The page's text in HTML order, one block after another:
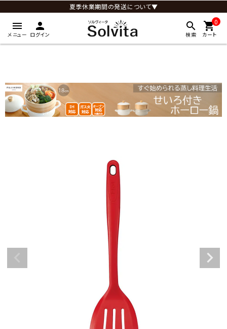
夏季休業期間の発送について▼
menu
メニュー
person
ログイン
search
検索
0
shopping_cart
カート